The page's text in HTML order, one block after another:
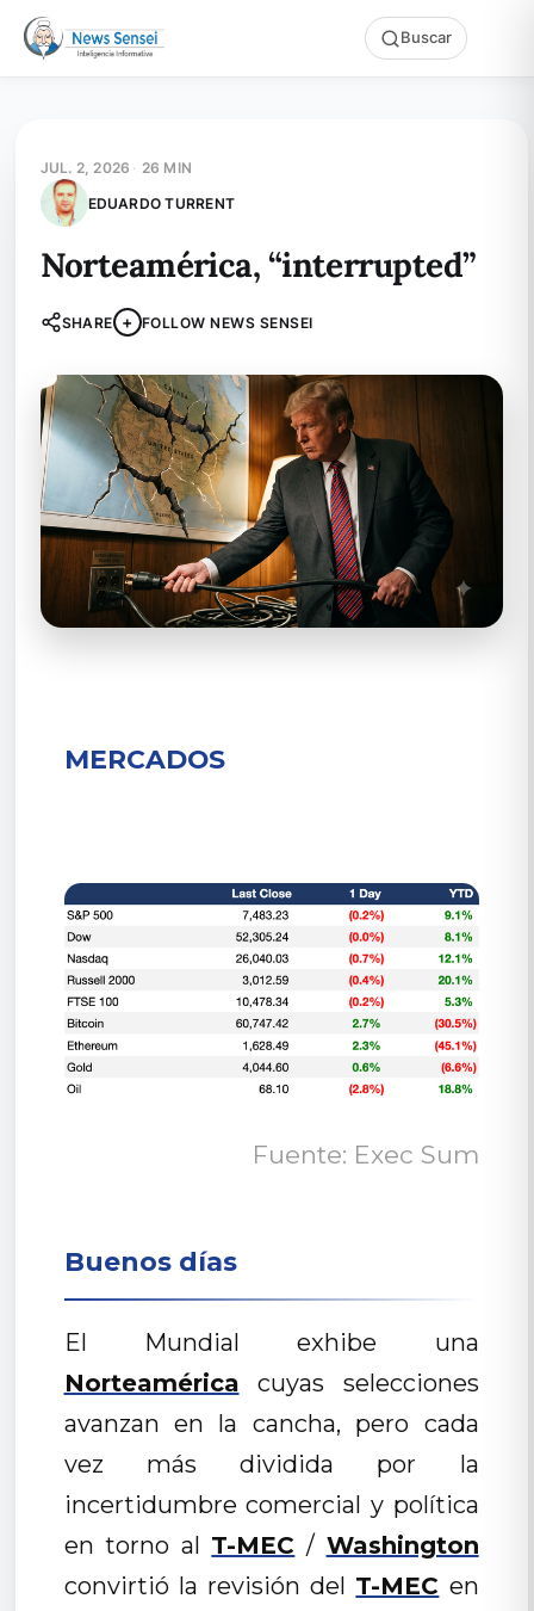
Buscar
JUL. 2, 2026 · 26 MIN
EDUARDO TURRENT
Norteamérica, “interrupted”
SHARE + FOLLOW NEWS SENSEI
MERCADOS
Fuente: Exec Sum
Buenos días
El Mundial exhibe una
Norteamérica cuyas selecciones
avanzan en la cancha, pero cada
vez más dividida por la
incertidumbre comercial y política
en torno al T-MEC / Washington
convirtió la revisión del T-MEC en